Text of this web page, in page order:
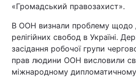
«Громадський правозахист».
В ООН визнали проблему щодо
релігійних свобод в Україні.
засідання робочої групи
прав людини ООН висловили
міжнародному дипломатичному